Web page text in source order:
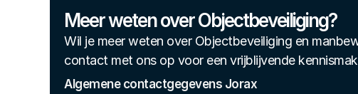
Meer weten over Objectbeveiliging?
Wil je meer weten over Objectbeveiliging en
contact met ons op voor een vrijblijvende
Algemene contactgegevens Jorax